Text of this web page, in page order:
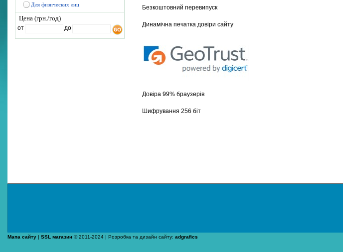
Для физических лиц
Цена (грн./год)
от до
Безкоштовний перевипуск
Динамічна печатка довіри сайту
Довіра 99% браузерів
Шифрування 256 біт
Мапа сайту | SSL магазин © 2011-2024 | Розробка та дизайн сайту: adgrafics